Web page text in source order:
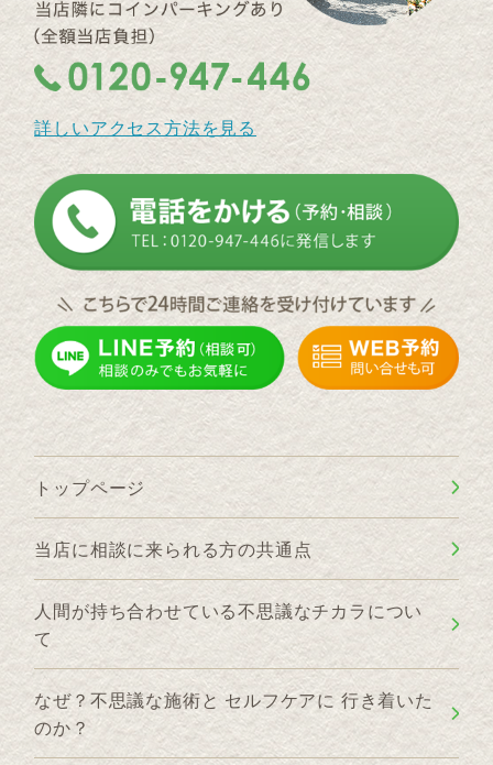
詳しいアクセス方法を見る
トップページ
当店に相談に来られる方の共通点
人間が持ち合わせている不思議なチカラについ
て
なぜ？不思議な施術と セルフケアに 行き着いた
のか？